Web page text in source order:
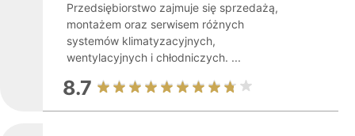
Przedsiębiorstwo zajmuje się sprzedażą,
montażem oraz serwisem różnych
systemów klimatyzacyjnych,
wentylacyjnych i chłodniczych. ...
8.7